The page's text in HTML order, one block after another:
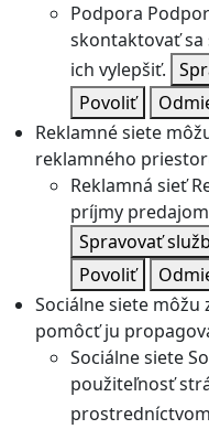
Podpora
skontaktovať
ich vylepšiť.
Povoliť
Reklamné siete
reklamného
Reklamná sieť
príjmy
Spravovať
Povoliť
Sociálne siete
pomôcť ju
Sociálne siete
použiteľnosť